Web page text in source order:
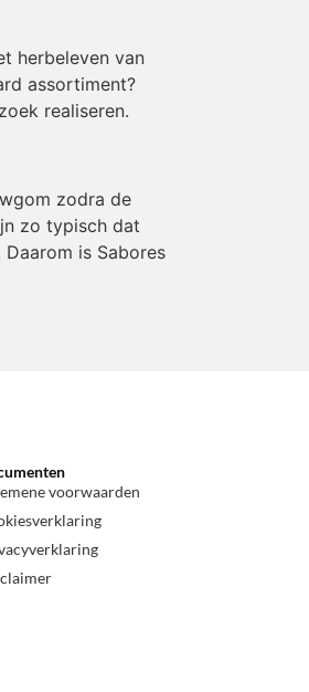
herbeleven van
assortiment?
realiseren.
zodra de
zo typisch dat
is Sabores
voorwaarden